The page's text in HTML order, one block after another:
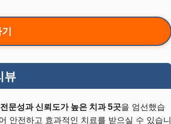
뷰
전문성과 신뢰도가 높은 치과 5곳을 엄선했습
안전하고 효과적인 치료를 받으실 수 있습니